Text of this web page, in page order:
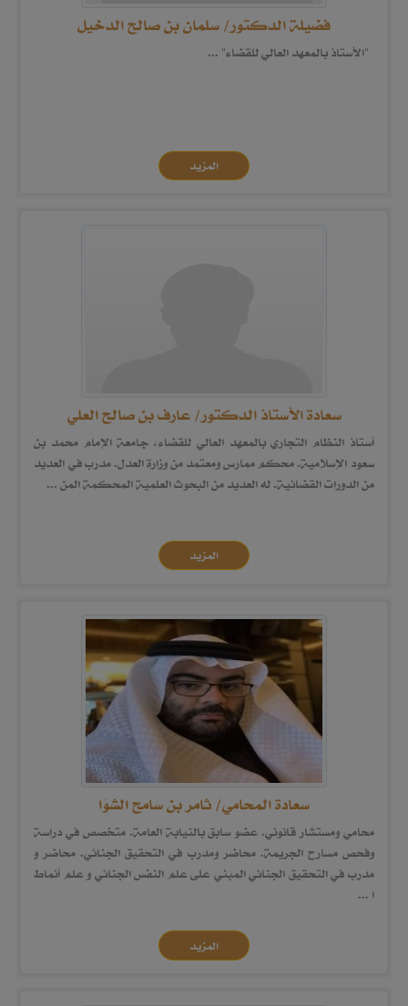
فضيلة الدكتور/ سلمان بن صالح الدخيل
"الأستاذ بالمعهد العالي للقضاء" ...
المزيد
سعادة الأستاذ الدكتور/ عارف بن صالح العلي
أستاذ النظام التجاري بالمعهد العالي للقضاء، جامعة الإمام محمد بن
سعود الإسلامية. محكم ممارس ومعتمد من وزارة العدل. مدرب في العديد
من الدورات القضائية. له العديد من البحوث العلمية المحكمة المن ...
المزيد
سعادة المحامي/ ثامر بن سامح الشوَا
محامي ومستشار قانوني. عضو سابق بالنيابة العامة. متخصص في دراسة
وفحص مسارح الجريمة. محاضر ومدرب في التحقيق الجنائي. محاضر و
مدرب في التحقيق الجنائي المبني على علم النفس الجنائي و علم أنماط
ا ...
المزيد